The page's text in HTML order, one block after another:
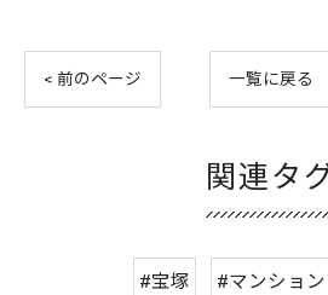
< 前のページ 一覧に戻る
関連タ
#宝塚 #マンション